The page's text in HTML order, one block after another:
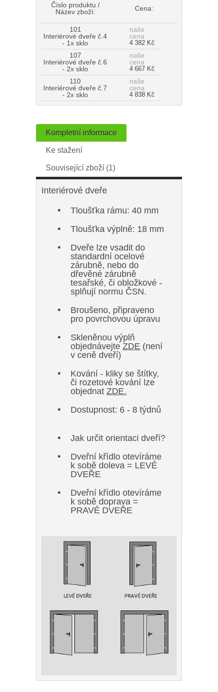
Číslo produktu /
Název zboží:
Cena:
101
Interiérové dveře č.4
- 1x sklo
naše
cena
4 382 Kč
107
Interiérové dveře č.6
- 2x sklo
naše
cena
4 667 Kč
110
Interiérové dveře č.7
- 2x sklo
naše
cena
4 838 Kč
Kompletní informace
Ke stažení
Související zboží (1)
Interiérové dveře
Tloušťka rámu: 40 mm
Tloušťka výplně: 18 mm
Dveře lze vsadit do
standardní ocelové
zárubně, nebo do
dřevěné zárubně
tesařské, či obložkové -
splňují normu ČSN.
Broušeno, připraveno
pro povrchovou úpravu
Skleněnou výplň
objednávejte ZDE (není
v ceně dveří)
Kování - kliky se štítky,
či rozetové kování lze
objednat ZDE.
Dostupnost: 6 - 8 týdnů
Jak určit orientaci dveří?
Dveřní křídlo otevíráme
k sobě doleva = LEVÉ
DVEŘE
Dveřní křídlo otevíráme
k sobě doprava =
PRAVÉ DVEŘE